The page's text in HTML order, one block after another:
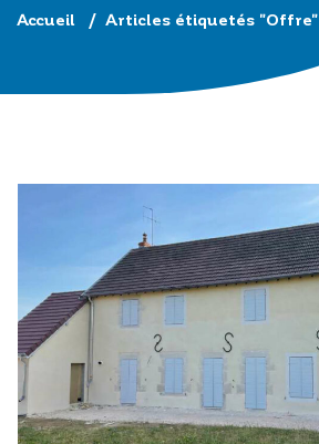
Accueil / Articles étiquetés "Offre"